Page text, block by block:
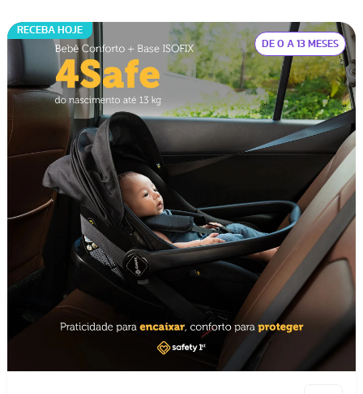
RECEBA HOJE
DE 0 A 13 MESES